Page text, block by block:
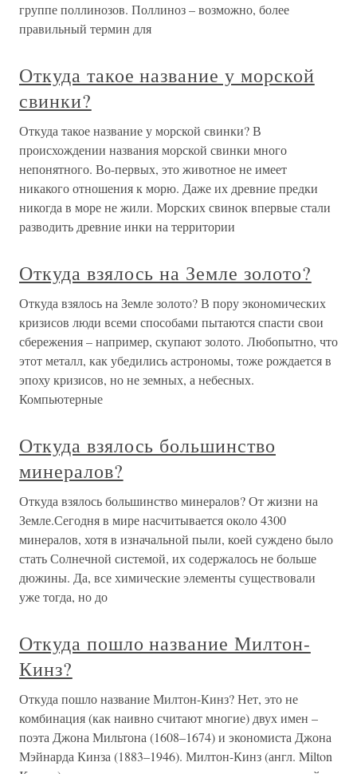
группе поллинозов. Поллиноз – возможно, более
правильный термин для
Откуда такое название у морской
свинки?
Откуда такое название у морской свинки? В
происхождении названия морской свинки много
непонятного. Во-первых, это животное не имеет
никакого отношения к морю. Даже их древние предки
никогда в море не жили. Морских свинок впервые стали
разводить древние инки на территории
Откуда взялось на Земле золото?
Откуда взялось на Земле золото? В пору экономических
кризисов люди всеми способами пытаются спасти свои
сбережения – например, скупают золото. Любопытно, что
этот металл, как убедились астрономы, тоже рождается в
эпоху кризисов, но не земных, а небесных.
Компьютерные
Откуда взялось большинство
минералов?
Откуда взялось большинство минералов? От жизни на
Земле.Сегодня в мире насчитывается около 4300
минералов, хотя в изначальной пыли, коей суждено было
стать Солнечной системой, их содержалось не больше
дюжины. Да, все химические элементы существовали
уже тогда, но до
Откуда пошло название Милтон-
Кинз?
Откуда пошло название Милтон-Кинз? Нет, это не
комбинация (как наивно считают многие) двух имен –
поэта Джона Мильтона (1608–1674) и экономиста Джона
Мэйнарда Кинза (1883–1946). Милтон-Кинз (англ. Milton